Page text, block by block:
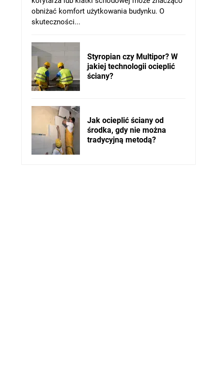
obniżać komfort użytkowania budynku. O
skuteczności...
Styropian czy Multipor? W
jakiej technologii ocieplić
ściany?
Jak ocieplić ściany od
środka, gdy nie można
tradycyjną metodą?